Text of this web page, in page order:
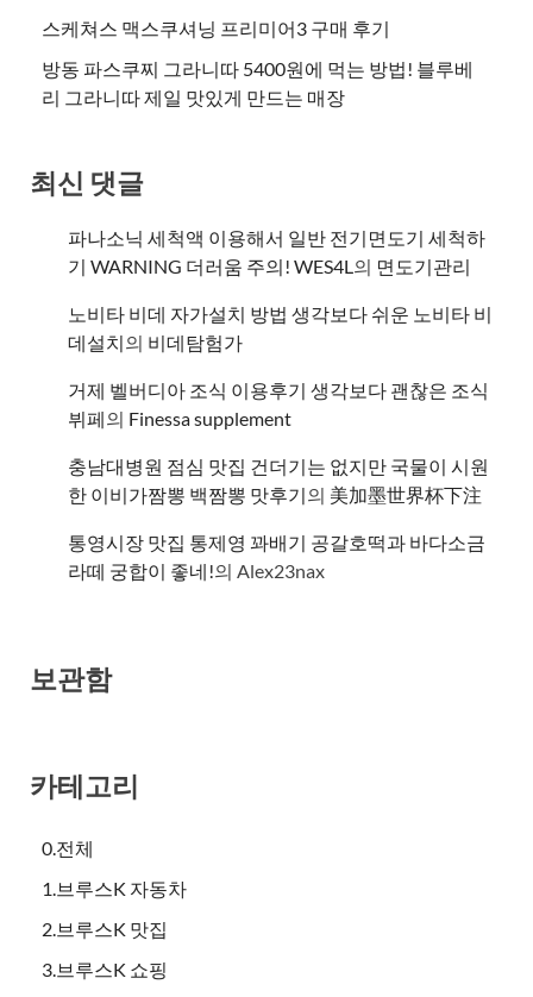
스케쳐스 맥스쿠셔닝 프리미어3 구매 후기
방동 파스쿠찌 그라니따 5400원에 먹는 방법! 블루베
리 그라니따 제일 맛있게 만드는 매장
최신 댓글
파나소닉 세척액 이용해서 일반 전기면도기 세척하
기 WARNING 더러움 주의! WES4L의 면도기관리
노비타 비데 자가설치 방법 생각보다 쉬운 노비타 비
데설치의 비데탐험가
거제 벨버디아 조식 이용후기 생각보다 괜찮은 조식
뷔페의 ​Finessa supplement
충남대병원 점심 맛집 건더기는 없지만 국물이 시원
한 이비가짬뽕 백짬뽕 맛후기의 美加墨世界杯下注
통영시장 맛집 통제영 꽈배기 공갈호떡과 바다소금
라떼 궁합이 좋네!의 Alex23nax
보관함
카테고리
0.전체
1.브루스K 자동차
2.브루스K 맛집
3.브루스K 쇼핑